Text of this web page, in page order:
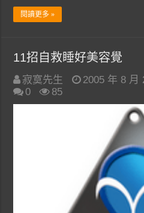
閱讀更多 »
11招自救睡好美容覺
寂寞先生 2005 年 8 月
0
85